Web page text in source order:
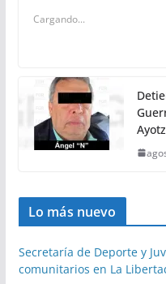
Cargando...
Lo más nuevo
Secretaría de Deporte y
comunitarios en La